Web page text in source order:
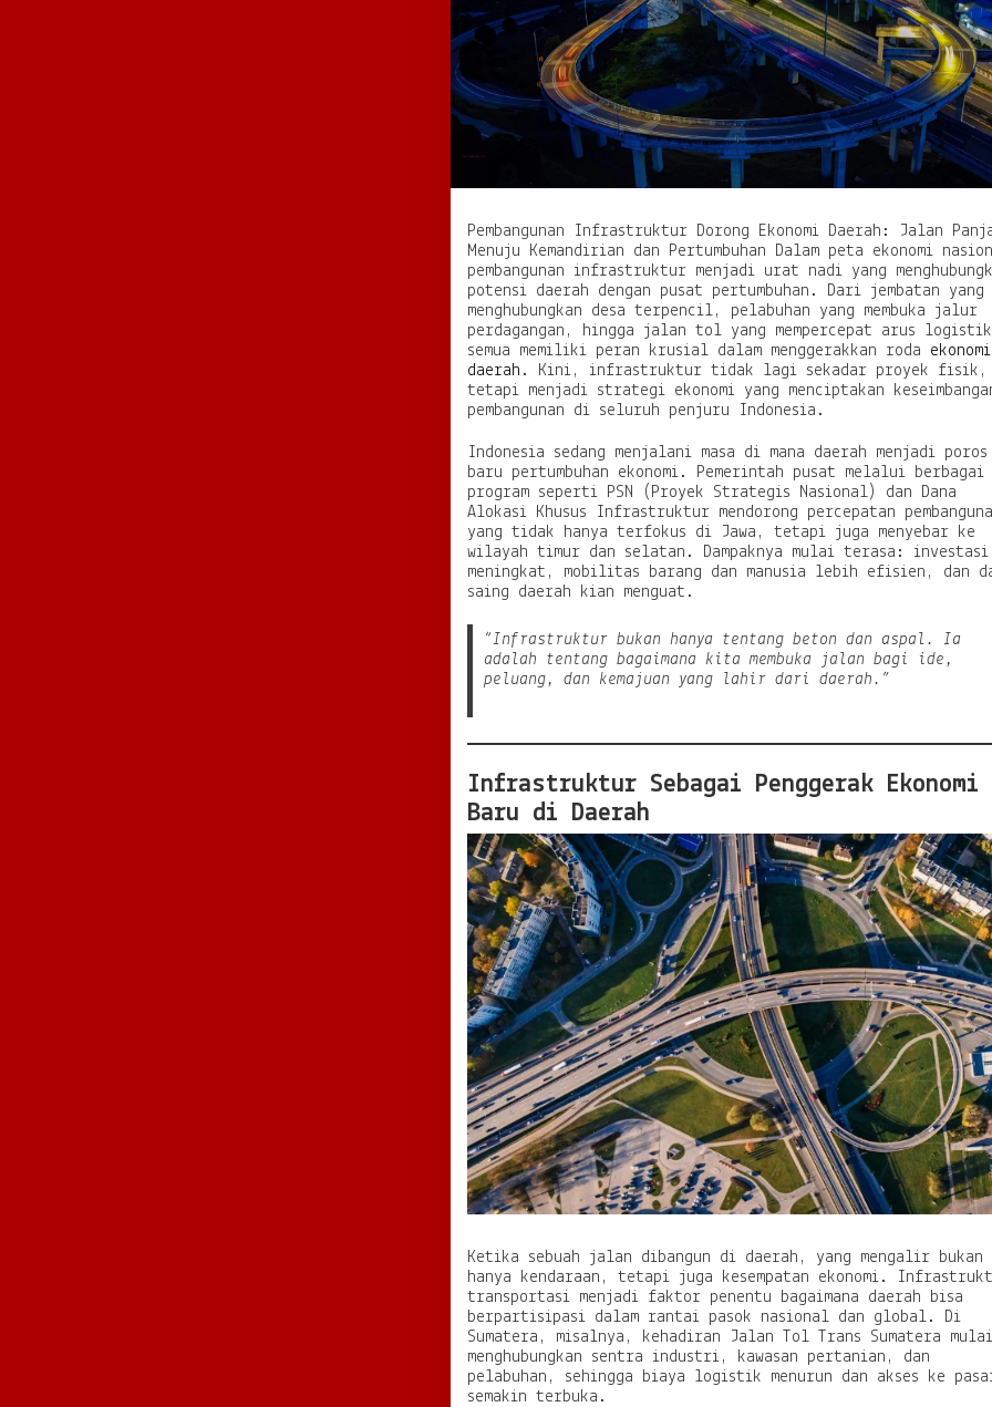
t
u
r
r
o
n
g
o
n
o
m
i
D
a
e
r
a
:
J
a
l
a
n
P
a
j
a
n
u
j
K
e
n
d
i
r
i
a
n
d
a
n
P
e
r
t
u
m
u
h
a
n
Pembangunan Infrastruktur Dorong Ekonomi Daerah: Jalan
Menuju Kemandirian dan Pertumbuhan Dalam peta ekonomi
pembangunan infrastruktur menjadi urat nadi yang
potensi daerah dengan pusat pertumbuhan. Dari jembatan yang
menghubungkan desa terpencil, pelabuhan yang membuka jalur
perdagangan, hingga jalan tol yang mempercepat arus
semua memiliki peran krusial dalam menggerakkan roda ekonomi
daerah . Kini, infrastruktur tidak lagi sekadar proyek fisik,
tetapi menjadi strategi ekonomi yang menciptakan
pembangunan di seluruh penjuru Indonesia.
Indonesia sedang menjalani masa di mana daerah menjadi poros
baru pertumbuhan ekonomi. Pemerintah pusat melalui berbagai
program seperti PSN (Proyek Strategis Nasional) dan Dana
Alokasi Khusus Infrastruktur mendorong percepatan
yang tidak hanya terfokus di Jawa, tetapi juga menyebar ke
wilayah timur dan selatan. Dampaknya mulai terasa: investasi
meningkat, mobilitas barang dan manusia lebih efisien, dan
saing daerah kian menguat.
“Infrastruktur bukan hanya tentang beton dan aspal. Ia
adalah tentang bagaimana kita membuka jalan bagi ide,
peluang, dan kemajuan yang lahir dari daerah.”
Infrastruktur Sebagai Penggerak Ekonomi
Baru di Daerah
Ketika sebuah jalan dibangun di daerah, yang mengalir bukan
hanya kendaraan, tetapi juga kesempatan ekonomi.
transportasi menjadi faktor penentu bagaimana daerah bisa
berpartisipasi dalam rantai pasok nasional dan global. Di
Sumatera, misalnya, kehadiran Jalan Tol Trans Sumatera mulai
menghubungkan sentra industri, kawasan pertanian, dan
pelabuhan, sehingga biaya logistik menurun dan akses ke
semakin terbuka.